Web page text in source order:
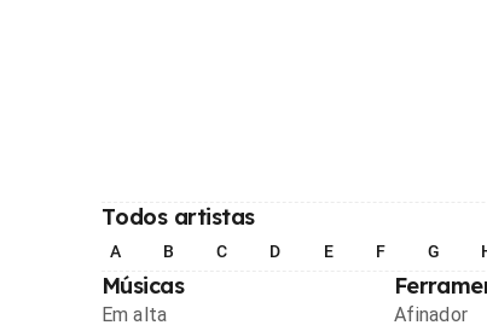
Todos artistas
A B C D E F G
Músicas
Em alta Afinador